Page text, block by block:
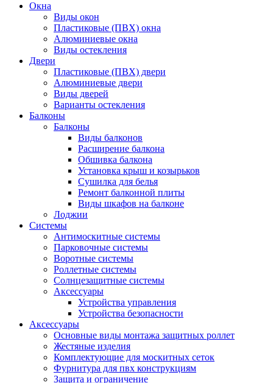
Окна
Виды окон
Пластиковые (ПВХ) окна
Алюминиевые окна
Виды остекления
Двери
Пластиковые (ПВХ) двери
Алюминиевые двери
Виды дверей
Варианты остекления
Балконы
Балконы
Виды балконов
Расширение балкона
Обшивка балкона
Установка крыш и козырьков
Сушилка для белья
Ремонт балконной плиты
Виды шкафов на балконе
Лоджии
Системы
Антимоскитные системы
Парковочные системы
Воротные системы
Роллетные системы
Солнцезащитные системы
Аксессуары
Устройства управления
Устройства безопасности
Аксессуары
Основные виды монтажа защитных роллет
Жестяные изделия
Комплектующие для москитных сеток
Фурнитура для пвх конструкциям
Защита и ограничение